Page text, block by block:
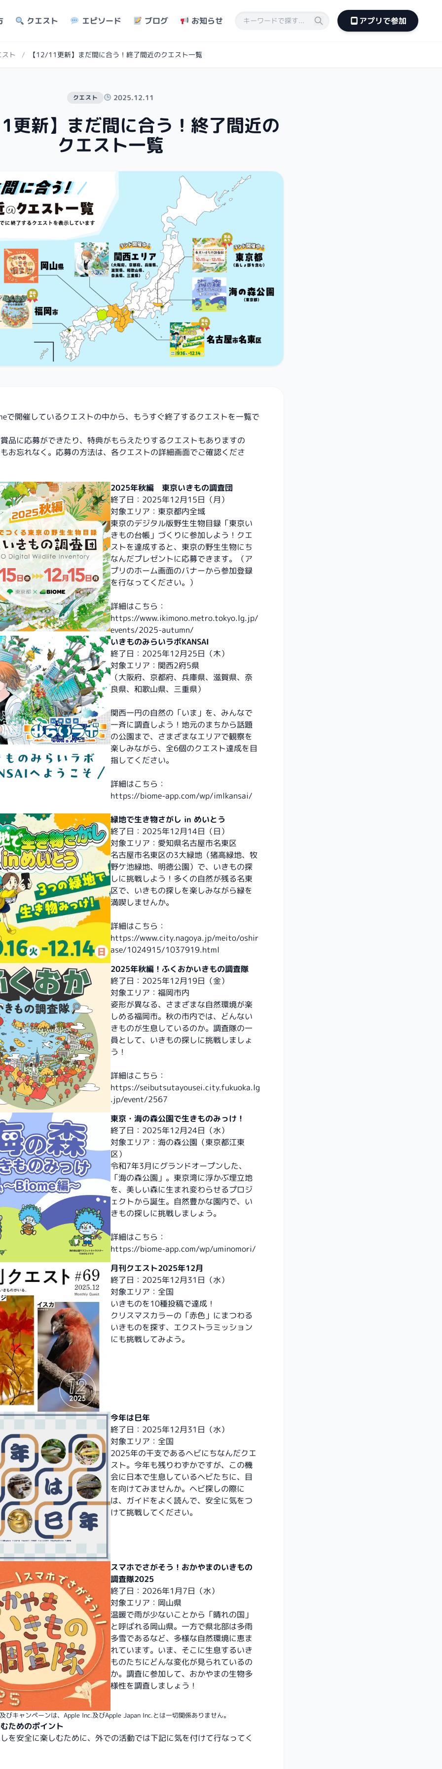
クエスト エピソード ブログ お知らせ アプリで参加
ト / 【12/11更新】まだ間に合う！終了間近のクエスト一覧
クエスト 2025.12.11
新】まだ間に合う！終了間近の
クエスト一覧
で開催しているクエストの中から、もうすぐ終了するクエストを一覧で
品に応募ができたり、特典がもらえたりするクエストもありますの
お忘れなく。応募の方法は、各クエストの詳細画面でご確認くださ
2025年秋編 東京いきもの調査団
終了日：2025年12月15日（月）
対象エリア：東京都内全域
東京のデジタル版野生生物目録「東京い
きもの台帳」づくりに参加しよう！クエ
ストを達成すると、東京の野生生物にち
なんだプレゼントに応募できます。（ア
プリのホーム画面のバナーから参加登録
を行なってください。）
詳細はこちら：
https://www.ikimono.metro.tokyo.lg.jp/
events/2025-autumn/
いきものみらいラボKANSAI
終了日：2025年12月25日（木）
対象エリア：関西2府5県
（大阪府、京都府、兵庫県、滋賀県、奈
良県、和歌山県、三重県）
関西一円の自然の「いま」を、みんなで
一斉に調査しよう！地元のまちから話題
の公園まで、さまざまなエリアで観察を
楽しみながら、全6個のクエスト達成を目
指してください。
詳細はこちら：
https://biome-app.com/wp/imlkansai/
緑地で生き物さがし in めいとう
終了日：2025年12月14日（日）
対象エリア：愛知県名古屋市名東区
名古屋市名東区の3大緑地（猪高緑地、牧
野ケ池緑地、明徳公園）で、いきもの探
しに挑戦しよう！多くの自然が残る名東
区で、いきもの探しを楽しみながら緑を
満喫しませんか。
詳細はこちら：
https://www.city.nagoya.jp/meito/oshir
ase/1024915/1037919.html
2025年秋編！ふくおかいきもの調査隊
終了日：2025年12月19日（金）
対象エリア：福岡市内
姿形が異なる、さまざまな自然環境が楽
しめる福岡市。秋の市内では、どんない
きものが生息しているのか。調査隊の一
員として、いきもの探しに挑戦しましょ
う！
詳細はこちら：
https://seibutsutayousei.city.fukuoka.lg
.jp/event/2567
東京・海の森公園で生きものみっけ！
終了日：2025年12月24日（水）
対象エリア：海の森公園（東京都江東
区）
令和7年3月にグランドオープンした、
「海の森公園」。東京湾に浮かぶ埋立地
を、美しい森に生まれ変わらせるプロジ
ェクトから誕生。自然豊かな園内で、い
きもの探しに挑戦しましょう。
詳細はこちら：
https://biome-app.com/wp/uminomori/
月刊クエスト2025年12月
終了日：2025年12月31日（水）
対象エリア：全国
いきものを10種投稿で達成！
クリスマスカラーの「赤色」にまつわる
いきものを探す、エクストラミッション
にも挑戦してみよう。
今年は巳年
終了日：2025年12月31日（水）
対象エリア：全国
2025年の干支であるヘビにちなんだクエ
スト。今年も残りわずかですが、この機
会に日本で生息しているヘビたちに、目
を向けてみませんか。ヘビ探しの際に
は、ガイドをよく読んで、安全に気をつ
けて挑戦してください。
スマホでさがそう！おかやまのいきもの
調査隊2025
終了日：2026年1月7日（水）
対象エリア：岡山県
温暖で雨が少ないことから「晴れの国」
と呼ばれる岡山県。一方で県北部は多雨
多雪であるなど、多様な自然環境に恵ま
れています。いま、そこに生息するいき
ものたちにどんな変化が見られているの
か。調査に参加して、おかやまの生物多
様性を調査しましょう！
びキャンペーンは、Apple Inc.及びApple Japan Inc.とは一切関係ありません。
ためのポイント
を安全に楽しむために、外での活動では下記に気を付けて行なってく